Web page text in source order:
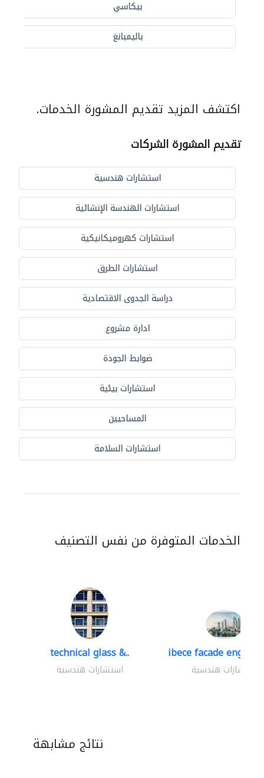
بيكاسي
باليمبانغ
اكتشف المزيد تقديم المشورة الخدمات.
تقديم المشورة الشركات
استشارات هندسية
استشارات الهندسة الإنشائية
استشارات كهروميكانيكية
استشارات الطرق
دراسة الجدوى الاقتصادية
ادارة مشروع
ضوابط الجودة
استشارات بيئية
المساحيين
استشارات السلامة
الخدمات المتوفرة من نفس التصنيف
technical glass &..
استشارات هندسية
ibece facade
استشارات هندسية
نتائج مشابهة